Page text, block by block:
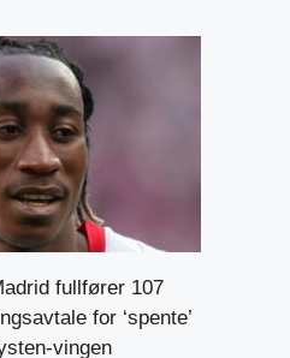
fullfører 107
for ‘spente’
vingen